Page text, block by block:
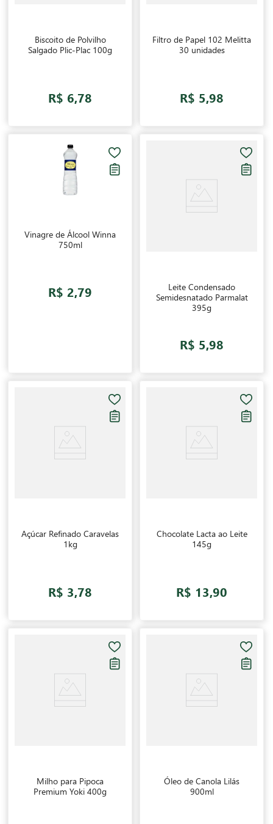
Biscoito de Polvilho
Salgado Plic-Plac 100g
R$ 6,78
Filtro de Papel 102 Melitta
30 unidades
R$ 5,98
Vinagre de Álcool Winna
750ml
R$ 2,79
Leite Condensado
Semidesnatado Parmalat
395g
R$ 5,98
Açúcar Refinado Caravelas
1kg
R$ 3,78
Chocolate Lacta ao Leite
145g
R$ 13,90
Milho para Pipoca
Premium Yoki 400g
Óleo de Canola Lilás
900ml